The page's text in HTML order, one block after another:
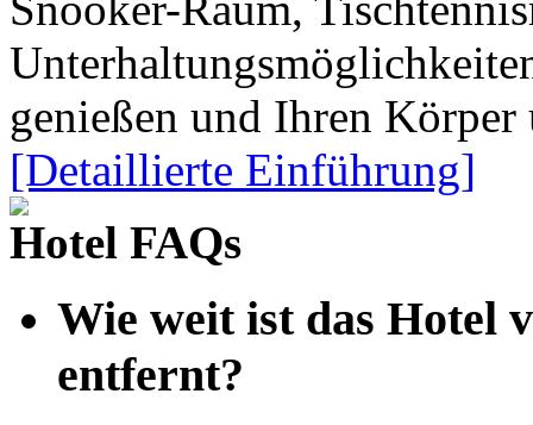
genießen und Ihren
[Detaillierte Einführung]
Hotel FAQs
Wie weit ist das Hotel
entfernt?